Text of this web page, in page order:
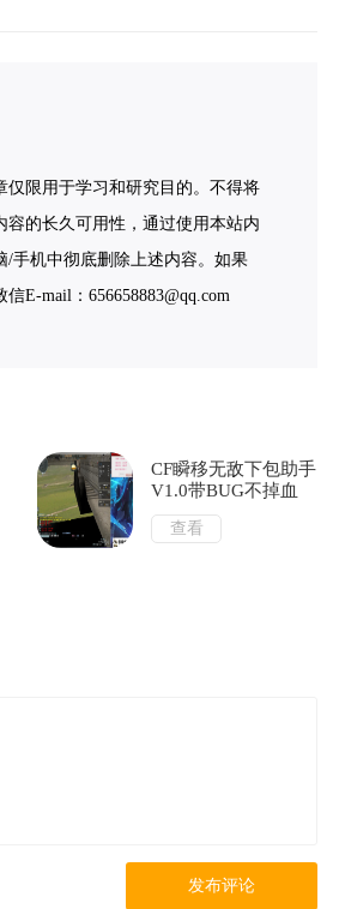
限用于学习和研究目的。不得将
的长久可用性，通过使用本站内
/手机中彻底删除上述内容。如果
E-mail：656658883@qq.com
CF瞬移无敌下包助手
V1.0带BUG不掉血
查看
发布评论